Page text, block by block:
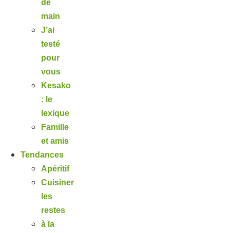
de
main
J’ai
testé
pour
vous
Kesako
: le
lexique
Famille
et amis
Tendances
Apéritif
Cuisiner
les
restes
à la